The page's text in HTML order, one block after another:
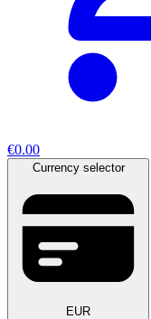
€0.00
Currency selector
EUR